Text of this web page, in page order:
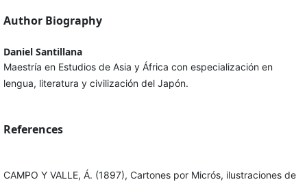
Author Biography
Daniel Santillana
Maestría en Estudios de Asia y África con especialización en
lengua, literatura y civilización del Japón.
References
CAMPO Y VALLE, Á. (1897), Cartones por Micrós, ilustraciones de